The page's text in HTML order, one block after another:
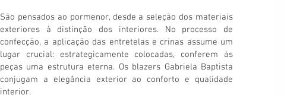
São pensados ao pormenor, desde a seleção dos materiais
exteriores à distinção dos interiores. No processo de
confecção, a aplicação das entretelas e crinas assume um
lugar crucial: estrategicamente colocadas, conferem às
peças uma estrutura eterna. Os blazers Gabriela Baptista
conjugam a elegância exterior ao conforto e qualidade
interior.